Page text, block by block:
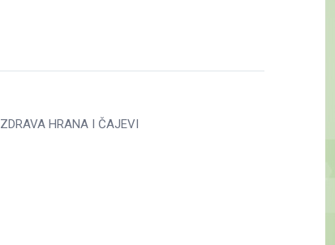
ZDRAVA HRANA I ČAJEVI